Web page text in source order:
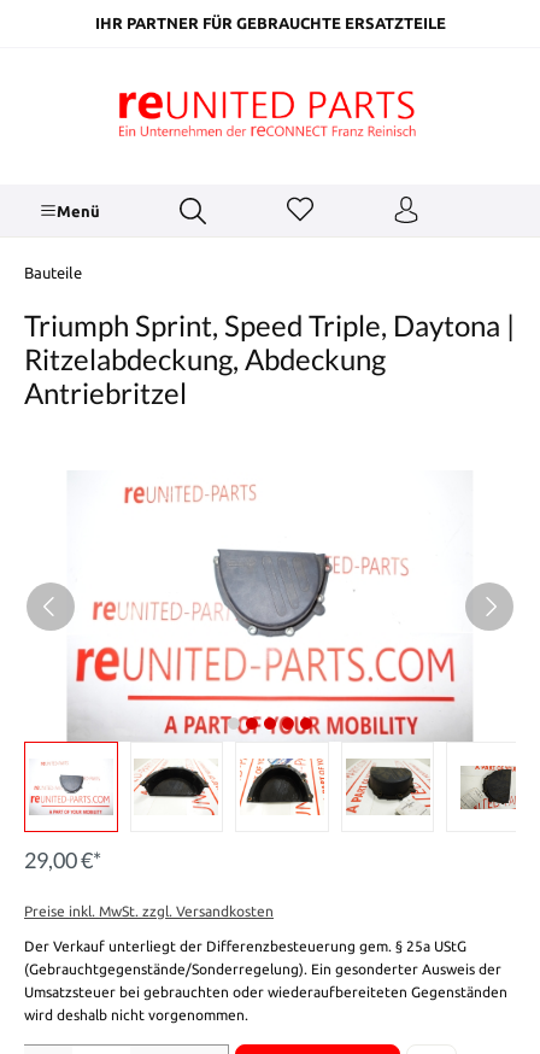
springenIHR PARTNER FÜR GEBRAUCHTE ERSATZTEILE
Menü
Bauteile
Triumph Sprint, Speed Triple, Daytona |
Ritzelabdeckung, Abdeckung
Antriebritzel
29,00 €*
Preise inkl. MwSt. zzgl. Versandkosten
Der Verkauf unterliegt der Differenzbesteuerung gem. § 25a UStG
(Gebrauchtgegenstände/Sonderregelung). Ein gesonderter Ausweis der
Umsatzsteuer bei gebrauchten oder wiederaufbereiteten Gegenständen
wird deshalb nicht vorgenommen.